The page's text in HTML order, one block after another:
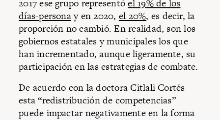
2017 ese grupo representóel 19% de los
días-personay en 2020, el 20%, es decir, la
proporción no cambió. En realidad, son los
gobiernos estatales y municipales los que
han incrementado, aunque ligeramente, su
participación en las estrategias de combate.
De acuerdo con la doctora Citlali Cortés
esta “redistribución de competencias”
puede impactar negativamente en la forma